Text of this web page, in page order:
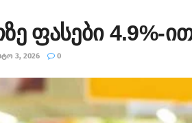
ფასები 4.9%-
3, 2026 0